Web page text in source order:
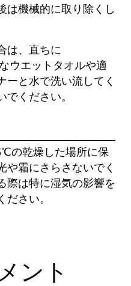
は機械的に取り除くし
は、直ちに
ウエットタオルや適
ーと⽔で洗い流してく
でください。
の乾燥した場所に保
や霜にさらさないでく
際は特に湿気の影響を
ださい。
ント